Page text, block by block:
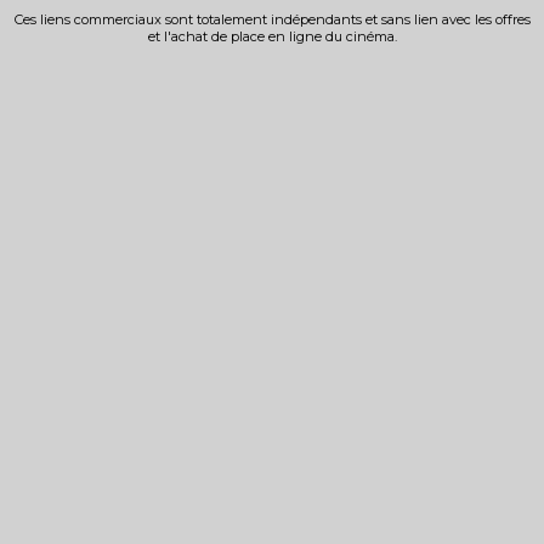
Ces liens commerciaux sont totalement indépendants et sans lien avec les offres
et l'achat de place en ligne du cinéma.